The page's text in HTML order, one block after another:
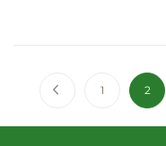
ZurückSeite
1 Sie
2